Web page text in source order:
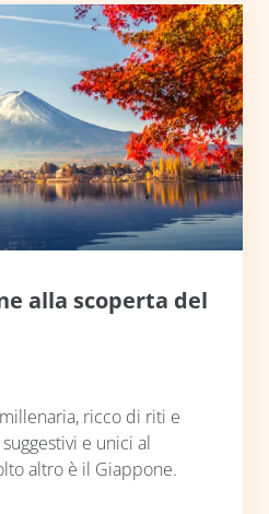
alla scoperta del
ricco di riti e
e unici al
altro è il Giappone.